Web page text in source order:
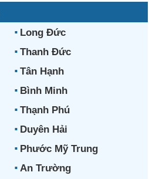
Long Đức
Thanh Đức
Tân Hạnh
Bình Minh
Thạnh Phú
Duyên Hải
Phước Mỹ Trung
An Trường